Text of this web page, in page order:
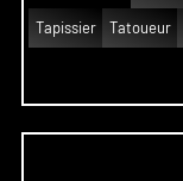
Tapissier Tatoueur